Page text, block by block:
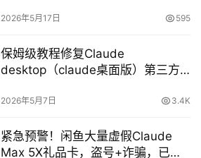
2026年5月17日 595
保姆级教程修复Claude
desktop（claude桌面版）第三方
题，另附Claude desktop（claude
“Bypass permissions”疯狗模式教
程
2026年5月7日 3.4K
紧急预警！闲鱼大量虚假Claude
Max 5X礼品卡，盗号+诈骗，已有